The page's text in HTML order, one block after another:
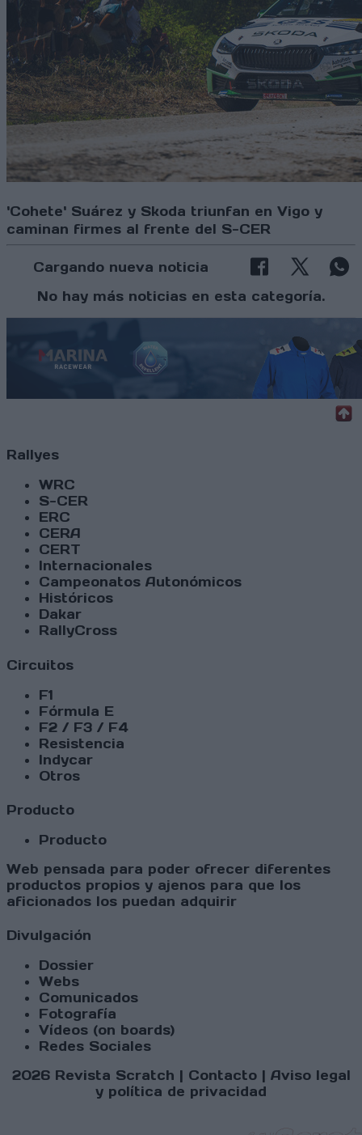
'Cohete' Suárez y Skoda triunfan en Vigo y
caminan firmes al frente del S-CER
Cargando nueva noticia
No hay más noticias en esta categoría.
Rallyes
WRC
S-CER
ERC
CERA
CERT
Internacionales
Campeonatos Autonómicos
Históricos
Dakar
RallyCross
Circuitos
F1
Fórmula E
F2 / F3 / F4
Resistencia
Indycar
Otros
Producto
Producto
Web pensada para poder ofrecer diferentes
productos propios y ajenos para que los
aficionados los puedan adquirir
Divulgación
Dossier
Webs
Comunicados
Fotografía
Vídeos (on boards)
Redes Sociales
2026 Revista Scratch | Contacto| Aviso legal
y política de privacidad